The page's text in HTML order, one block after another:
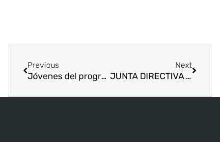
Previous
Jóvenes del programa PISTA participan de taller musical
Next
JUNTA DIRECTIVA Y AGREMIADAS DE ORGANIZACIÓN MUNDIAL PARA LA EDUCACIÓN PRE- ESCOLAR SE REUNEN EN PANAMA